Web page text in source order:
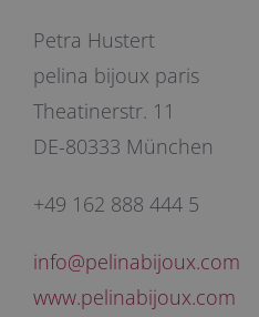
Petra Hustert
pelina bijoux paris
Theatinerstr. 11
DE-80333 München
+49 162 888 444 5
info@pelinabijoux.com
www.pelinabijoux.com